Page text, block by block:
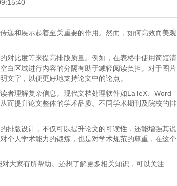
递和展示起着至关重要的作用。然而，如何高效而美观
对比度等来提高排版质量。例如，在表格中使用简短清
白区域进行内容的分隔有助于减轻阅读负担。对于图片
文字，以便更好地支持论文中的论点。
者理解复杂信息。现代文档处理软件如LaTeX、Word
而提升论文整体的学术品质。不同学术期刊及院校的排
排版设计，不仅可以提升论文的可读性，还能增强其说
个人学术能力的锻炼，也是对学术规范的尊重，在这个
大家有所帮助。还想了解更多相关知识，可以关注